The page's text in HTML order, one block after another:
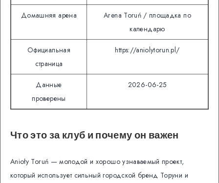
Домашняя арена
Arena Toruń / площадка по
календарю
Официальная
страница
https://aniolytorun.pl/
Данные
проверены
2026-06-25
Что это за клуб и почему он важен
Anioły Toruń — молодой и хорошо узнаваемый проект,
который использует сильный городской бренд Торуни и